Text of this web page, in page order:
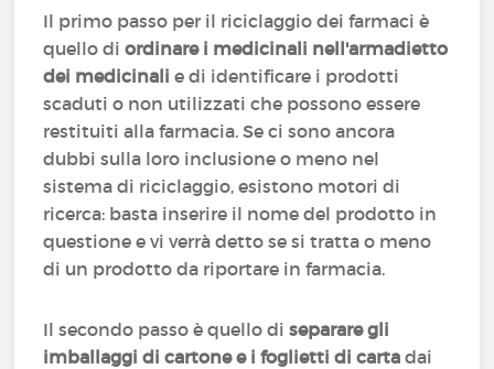
Il primo passo per il riciclaggio dei farmaci è
quello diordinare i medicinali nell'armadietto
dei medicinali e di identificare i prodotti
scaduti o non utilizzati che possono essere
restituiti alla farmacia. Se ci sono ancora
dubbi sulla loro inclusione o meno nel
sistema di riciclaggio, esistono motori di
ricerca: basta inserire il nome del prodotto in
questione e vi verrà detto se si tratta o meno
di un prodotto da riportare in farmacia.
Il secondo passo è quello diseparare gli
imballaggi di cartone e i foglietti di carta dai